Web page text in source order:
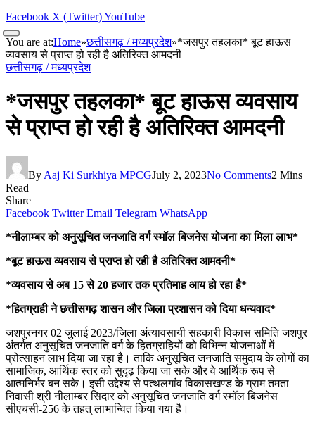
Facebook X (Twitter)YouTube
You are at:Home»छत्तीसगढ़ / मध्यप्रदेश»*जसपुर तहलका* बूट हाऊस
व्यवसाय से प्राप्त हो रही है अतिरिक्त आमदनी
छत्तीसगढ़ / मध्यप्रदेश
*जसपुर तहलका* बूट हाऊस व्यवसाय
से प्राप्त हो रही है अतिरिक्त आमदनी
By Aaj Ki Surkhiya MPCGJuly 2, 2023No Comments2 Mins
Read
Share
Facebook Twitter Email Telegram WhatsApp
*नीलाम्बर को अनुसूचित जनजाति वर्ग स्मॉल बिजनेस योजना का मिला लाभ*
*बूट हाऊस व्यवसाय से प्राप्त हो रही है अतिरिक्त आमदनी*
*व्यवसाय से अब 15 से 20 हजार तक प्रतिमाह आय हो रहा है*
*हितग्राही ने छत्तीसगढ़ शासन और जिला प्रशासन को दिया धन्यवाद*
जशपुरनगर 02 जुलाई 2023/जिला अंत्यावसायी सहकारी विकास समिति जशपुर
अंतर्गत अनुसूचित जनजाति वर्ग के हितग्राहियों को विभिन्न योजनाओं में
प्रोत्साहन लाभ दिया जा रहा है। ताकि अनुसूचित जनजाति समुदाय के लोगों का
सामाजिक, आर्थिक स्तर को सुदृढ़ किया जा सके और वे आर्थिक रूप से
आत्मनिर्भर बन सके। इसी उद्देश्य से पत्थलगांव विकासखण्ड के ग्राम तमता
निवासी श्री नीलाम्बर सिदार को अनुसूचित जनजाति वर्ग स्मॉल बिजनेस
सीएचसी-256 के तहत् लाभान्वित किया गया है।